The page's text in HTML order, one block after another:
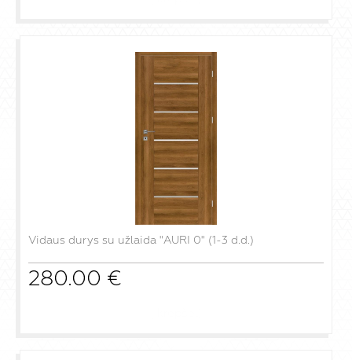
Vidaus durys su užlaida "AURI 0" (1-3 d.d.)
280.00 €